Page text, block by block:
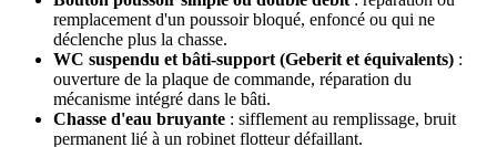
remplacement d'un poussoir bloqué, enfoncé ou qui ne
déclenche plus la chasse.
WC suspendu et bâti-support (Geberit et équivalents) :
ouverture de la plaque de commande, réparation du
mécanisme intégré dans le bâti.
Chasse d'eau bruyante : sifflement au remplissage, bruit
permanent lié à un robinet flotteur défaillant.